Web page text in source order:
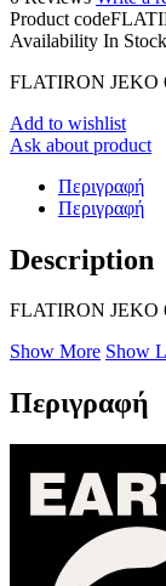
Product code
Availability In Stock
FLATIRON JEKO
Add to wishlist
Ask about product
Περιγραφή
Περιγραφή
Description
FLATIRON JEKO
Show More Show
Περιγραφή